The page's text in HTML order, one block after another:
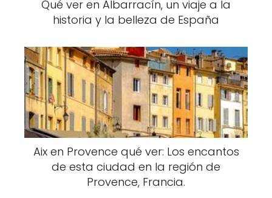
Qué ver en Albarracín, un viaje a la
historia y la belleza de España
Aix en Provence qué ver: Los encantos
de esta ciudad en la región de
Provence, Francia.